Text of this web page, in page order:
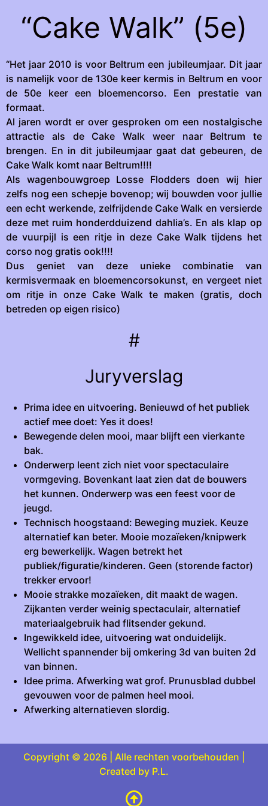
“Cake Walk” (5e)
“Het jaar 2010 is voor Beltrum een jubileumjaar. Dit jaar
is namelijk voor de 130e keer kermis in Beltrum en voor
de 50e keer een bloemencorso. Een prestatie van
formaat.
Al jaren wordt er over gesproken om een nostalgische
attractie als de Cake Walk weer naar Beltrum te
brengen. En in dit jubileumjaar gaat dat gebeuren, de
Cake Walk komt naar Beltrum!!!!
Als wagenbouwgroep Losse Flodders doen wij hier
zelfs nog een schepje bovenop; wij bouwden voor jullie
een echt werkende, zelfrijdende Cake Walk en versierde
deze met ruim honderdduizend dahlia’s. En als klap op
de vuurpijl is een ritje in deze Cake Walk tijdens het
corso nog gratis ook!!!!
Dus geniet van deze unieke combinatie van
kermisvermaak en bloemencorsokunst, en vergeet niet
om ritje in onze Cake Walk te maken (gratis, doch
betreden op eigen risico)
#
Juryverslag
Prima idee en uitvoering. Benieuwd of het publiek
actief mee doet: Yes it does!
Bewegende delen mooi, maar blijft een vierkante
bak.
Onderwerp leent zich niet voor spectaculaire
vormgeving. Bovenkant laat zien dat de bouwers
het kunnen. Onderwerp was een feest voor de
jeugd.
Technisch hoogstaand: Beweging muziek. Keuze
alternatief kan beter. Mooie mozaïeken/knipwerk
erg bewerkelijk. Wagen betrekt het
publiek/figuratie/kinderen. Geen (storende factor)
trekker ervoor!
Mooie strakke mozaïeken, dit maakt de wagen.
Zijkanten verder weinig spectaculair, alternatief
materiaalgebruik had flitsender gekund.
Ingewikkeld idee, uitvoering wat onduidelijk.
Wellicht spannender bij omkering 3d van buiten 2d
van binnen.
Idee prima. Afwerking wat grof. Prunusblad dubbel
gevouwen voor de palmen heel mooi.
Afwerking alternatieven slordig.
Copyright © 2026 | Alle rechten voorbehouden |
Created by P.L.